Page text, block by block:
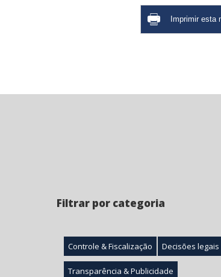
Filtrar por categoria
Controle & Fiscalização Decisões legais
Transparência & Publicidade